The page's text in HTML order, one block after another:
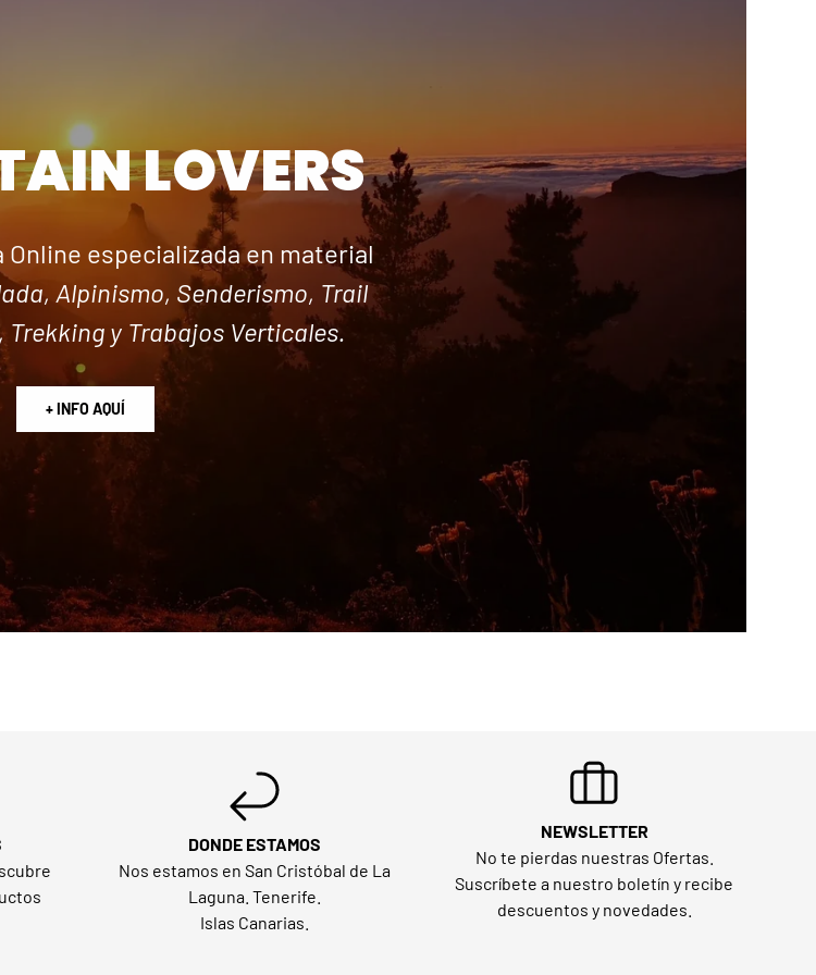
LOVERS
Online especializada en material
Alpinismo, Senderismo, Trail
Trekking y Trabajos Verticales.
+ INFO AQUÍ
DONDE ESTAMOS
Nos estamos en San Cristóbal de La
Laguna. Tenerife.
Islas Canarias.
NEWSLETTER
No te pierdas nuestras Ofertas.
Suscríbete a nuestro boletín y recibe
descuentos y novedades.